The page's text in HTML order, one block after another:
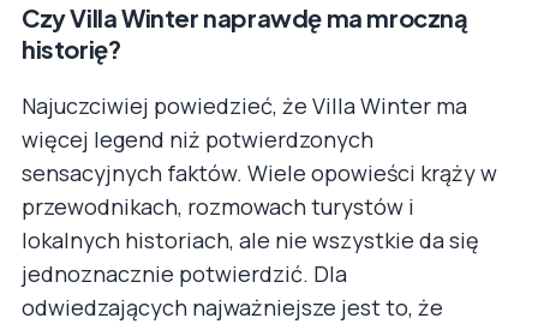
Czy Villa Winter naprawdę ma mroczną
historię?
Najuczciwiej powiedzieć, że Villa Winter ma
więcej legend niż potwierdzonych
sensacyjnych faktów. Wiele opowieści krąży w
przewodnikach, rozmowach turystów i
lokalnych historiach, ale nie wszystkie da się
jednoznacznie potwierdzić. Dla
odwiedzających najważniejsze jest to, że